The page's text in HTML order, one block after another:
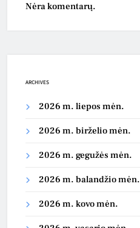
Nėra komentarų.
ARCHIVES
2026 m. liepos mėn.
2026 m. birželio mėn.
2026 m. gegužės mėn.
2026 m. balandžio mėn.
2026 m. kovo mėn.